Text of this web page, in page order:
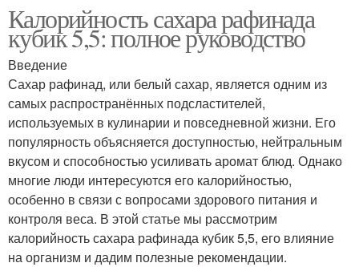
Калорийность сахара рафинада
кубик 5,5: полное руководство
Введение
Сахар рафинад, или белый сахар, является одним из
самых распространённых подсластителей,
используемых в кулинарии и повседневной жизни. Его
популярность объясняется доступностью, нейтральным
вкусом и способностью усиливать аромат блюд. Однако
многие люди интересуются его калорийностью,
особенно в связи с вопросами здорового питания и
контроля веса. В этой статье мы рассмотрим
калорийность сахара рафинада кубик 5,5, его влияние
на организм и дадим полезные рекомендации.